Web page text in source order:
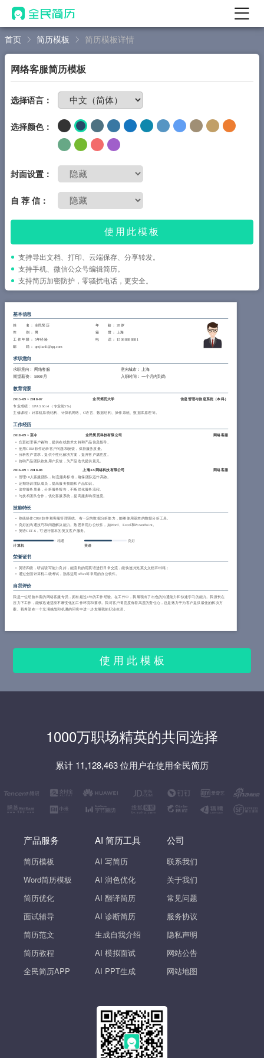
首页
AI 简历工具
AI 优化简历
AI 翻译简历
AI 诊断简历
AI 模拟面试
面试自我介绍
简历教程
登录 / 注册
首页 简历模板 简历模板详情
网络客服简历模板
选择语言：
选择颜色：
封面设置：
自 荐 信：
使用此模板
支持导出文档、打印、云端保存、分享转发。
支持手机、微信公众号编辑简历。
支持简历加密防护，零骚扰电话，更安全。
基本信息
姓 名 ： 全民简历 年 龄 ： 28岁
性 别 ： 男 籍 贯 ： 上海
工作年限 ： 5年经验 电 话 ： 15088888881
邮 箱 ： qmjianli@qq.com
求职意向
求职意向： 网络客服 意向城市： 上海
期望薪资： 5000/月 入职时间：一个月内到岗
教育背景
2015-09 ~ 2018-07 全民简历大学 信息管理与信息系统（本科）
专业成绩：GPA 3.66/4 （专业前5%）
主修课程：计算机系统结构、计算机网络、C语言、数据结构、操作系统、数据库原理等。
工作经历
2018-09 ~ 至今 全民简历科技有限公司 网络客服
负责处理客户咨询，提供在线技术支持和产品信息指导。
使用CRM软件记录客户问题和反馈，保持服务质量。
分析客户需求，提供个性化解决方案，提升客户满意度。
协助产品团队收集用户反馈，为产品迭代提供意见。
2016-09 ~ 2018-08 上海XX网络科技有限公司 网络客服
管理10人客服团队，制定服务标准，确保团队运作高效。
定期培训团队成员，提高服务技能和产品知识。
监控服务质量，分析服务报告，不断优化服务流程。
与技术团队合作，优化客服系统，提高服务响应速度。
技能特长
熟练操作CRM软件和客服管理系统。有一定的数据分析能力，能够使用基本的数据分析工具。
良好的沟通技巧和问题解决能力。熟悉常用办公软件，如Word、Excel和PowerPoint。
英语CET-6，可进行基本的英文客户服务。
计算机
精通
英语
良好
荣誉证书
英语四级，听说读写能力良好，能流利的用英语进行日常交流，能快速浏览英文文档和书籍；
通过全国计算机二级考试，熟练运用office等常用的办公软件。
自我评价
我是一位经验丰富的网络客服专员，拥有超过4年的工作经验。在工作中，我展现出了出色的沟通能力和快速学习的能力。我擅长在
压力下工作，能够迅速适应不断变化的工作环境和要求。我对客户满意度有着高度的责任心，总是致力于为客户提供最佳的解决方
案。我希望在一个充满挑战和机遇的环境中进一步发展我的职业生涯。
使 用 此 模 板
1000万职场精英的共同选择
累计 11,128,463 位用户在使用全民简历
产品服务
简历模板
Word简历模板
简历优化
面试辅导
简历范文
简历教程
全民简历APP
AI 简历工具
AI 写简历
AI 润色优化
AI 翻译简历
AI 诊断简历
生成自我介绍
AI 模拟面试
AI PPT生成
公司
联系我们
关于我们
常见问题
服务协议
隐私声明
网站公告
网站地图